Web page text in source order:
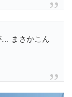
… まさかこん